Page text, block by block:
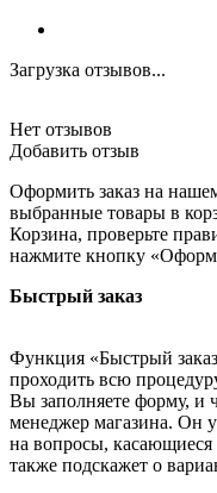
Загрузка отзывов...
Нет отзывов
Добавить отзыв
Оформить заказ на
выбранные товары в
Корзина, проверьте
нажмите кнопку
Быстрый заказ
Функция «Быстрый
проходить всю
Вы заполняете форму, и
менеджер магазина. Он
на вопросы, касающиеся
также подскажет о